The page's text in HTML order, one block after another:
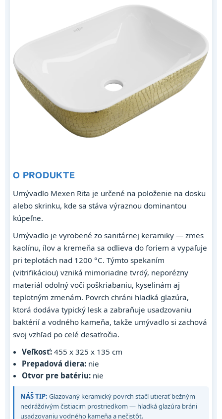
O PRODUKTE
Umývadlo Mexen Rita je určené na položenie na dosku
alebo skrinku, kde sa stáva výraznou dominantou
kúpeľne.
Umývadlo je vyrobené zo sanitárnej keramiky — zmes
kaolínu, ílov a kremeňa sa odlieva do foriem a vypaľuje
pri teplotách nad 1200 °C. Týmto spekaním
(vitrifikáciou) vzniká mimoriadne tvrdý, neporézny
materiál odolný voči poškriabaniu, kyselinám aj
teplotným zmenám. Povrch chráni hladká glazúra,
ktorá dodáva typický lesk a zabraňuje usadzovaniu
baktérií a vodného kameňa, takže umývadlo si zachová
svoj vzhľad po celé desaťročia.
Veľkosť: 455 x 325 x 135 cm
Prepadová diera: nie
Otvor pre batériu: nie
NÁŠ TIP: Glazovaný keramický povrch stačí utierať bežným
nedráždivým čistiacim prostriedkom — hladká glazúra bráni
usadzovaniu vodného kameňa a nečistôt.